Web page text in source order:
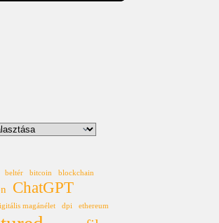
beltér bitcoin blockchain
ChatGPT
magánélet dpi ethereum